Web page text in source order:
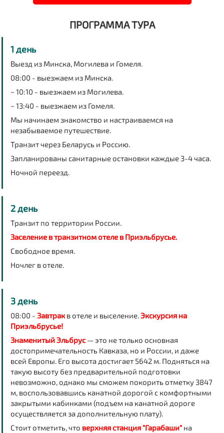
ПРОГРАММА ТУРА
1 день
Выезд из Минска, Могилева и Гомеля.
08:00 - выезжаем из Минска.
~ 10:10 - выезжаем из Могилева.
~ 13:40 - выезжаем из Гомеля.
Мы начинаем знакомство и настраиваемся на
незабываемое путешествие.
Транзит через Беларусь и Россию.
Запланированы санитарные остановки каждые 3-4 часа.
Ночной переезд.
2 день
Транзит по территории России.
Заселение в транзитном отеле в Приэльбрусье.
Свободное время.
Ночлег в отеле.
3 день
08:00 - Завтракв отеле и выселение.Экскурсия на
Приэльбрусье!
Знаменитый Эльбрус— это не только основная
достопримечательность Кавказа, но и России, и даже
всей Европы. Его высота достигает 5642 м. Подняться на
такую высоту без предварительной подготовки
невозможно, однако мы сможем покорить отметку 3847
м, воспользовавшись канатной дорогой с комфортными
закрытыми кабинками (подъем на канатной дороге
осуществляется за дополнительную плату).
Стоит отметить, что верхняя станция "Гарабаши" на